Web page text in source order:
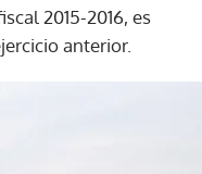
2015-2016, es
anterior.